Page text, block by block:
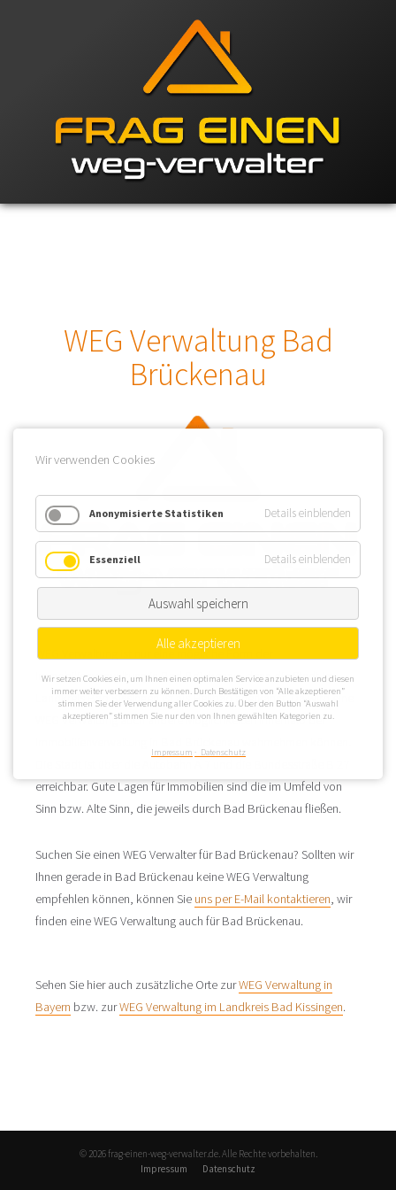
WEG Verwaltung Bad
Brückenau
WEG Verwaltung ist nur eine mögliche Form der
Immobilienverwaltung in Bad Brückenau, denn die Stadt im
Landkreis Bad Kissingen ist als Heilbad anerkannt. Da wird eine
WEG Verwaltung auch andere Möglichkeiten innerhalb der
erreichbar. Gute Lagen für Immobilien sind die im Umfeld von
Sinn bzw. Alte Sinn, die jeweils durch Bad Brückenau fließen.
Suchen Sie einen WEG Verwalter für Bad Brückenau? Sollten wir
Ihnen gerade in Bad Brückenau keine WEG Verwaltung
empfehlen können, können Sie uns per E-Mail kontaktieren, wir
finden eine WEG Verwaltung auch für Bad Brückenau.
Sehen Sie hier auch zusätzliche Orte zurWEG Verwaltung in
Bayern bzw. zurWEG Verwaltung im Landkreis Bad Kissingen.
© 2026 frag-einen-weg-verwalter.de. Alle Rechte vorbehalten.
Impressum
Datenschutz
Wir verwenden Cookies
Anonymisierte Statistiken Details einblenden
Essenziell Details einblenden
Auswahl speichern
Alle akzeptieren
Wir setzen Cookies ein, um Ihnen einen optimalen Service anzubieten und diesen
immer weiter verbessern zu können. Durch Bestätigen von “Alle akzeptieren”
stimmen Sie der Verwendung aller Cookies zu. Über den Button “Auswahl
akzeptieren” stimmen Sie nur den von Ihnen gewählten Kategorien zu.
Impressum Datenschutz